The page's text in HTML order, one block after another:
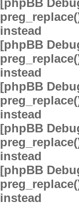
[phpBB
instead
[phpBB
instead
[phpBB
instead
[phpBB
instead
[phpBB
instead